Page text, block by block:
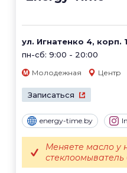
ул. Игнатенко 4, корп. 1
пн-сб: 9:00 - 20:00
Молодежная Центр
Записаться
energy-time.by
Меняете масло у
стеклоомыватель